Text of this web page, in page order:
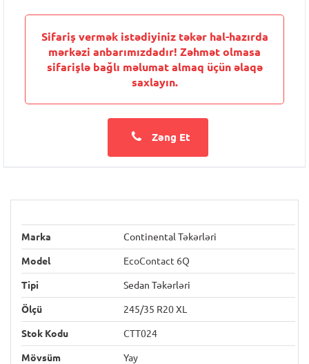
Sifariş vermək istədiyiniz təkər hal-hazırda
mərkəzi anbarımızdadır! Zəhmət olmasa
sifarişlə bağlı məlumat almaq üçün əlaqə
saxlayın.
Zəng Et
Marka Continental Təkərləri
Model EcoContact 6Q
Tipi Sedan Təkərləri
Ölçü 245/35 R20 XL
Stok Kodu CTT024
Mövsüm Yay